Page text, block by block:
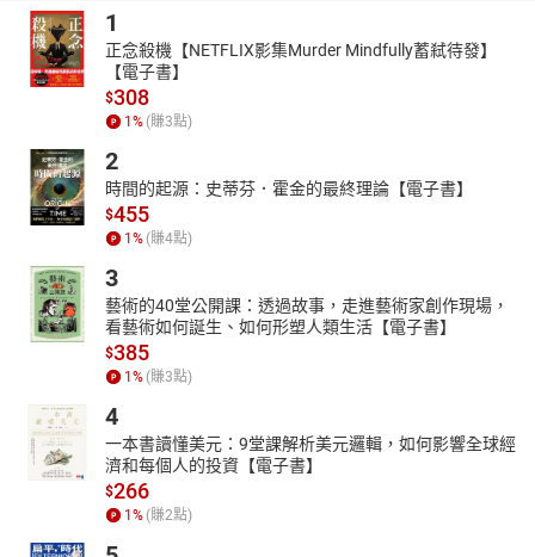
1
正念殺機【NETFLIX影集Murder Mindfully蓄弒待發】
【電子書】
$308
1 % (賺3點)
2
時間的起源：史蒂芬．霍金的最終理論【電子書】
$455
1 % (賺4點)
3
藝術的40堂公開課：透過故事，走進藝術家創作現場，
看藝術如何誕生、如何形塑人類生活【電子書】
$385
1 % (賺3點)
4
一本書讀懂美元：9堂課解析美元邏輯，如何影響全球經
濟和每個人的投資【電子書】
$266
1 % (賺2點)